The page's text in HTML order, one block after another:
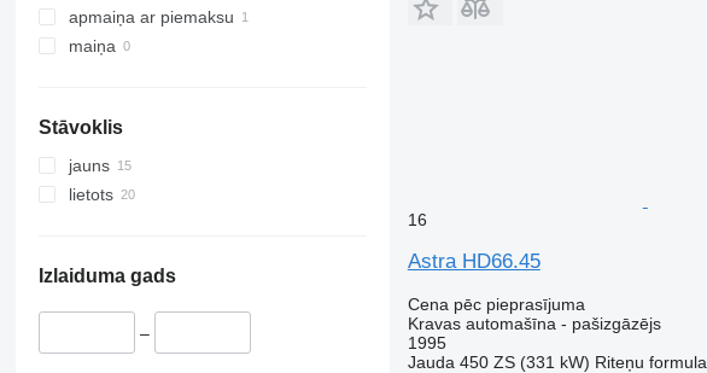
apmaiņa ar piemaksu
maiņa
Stāvoklis
jauns
lietots
Izlaiduma gads
–
16
Astra HD66.45
Cena pēc pieprasījuma
Kravas automašīna - pašizgāzējs
1995
Jauda 450 ZS (331 kW) Riteņu formula